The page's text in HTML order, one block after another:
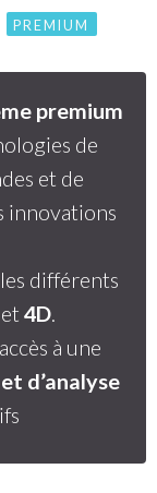
PREMIUM
premium
de
et de
innovations
différents
et 4D.
à une
d’analyse